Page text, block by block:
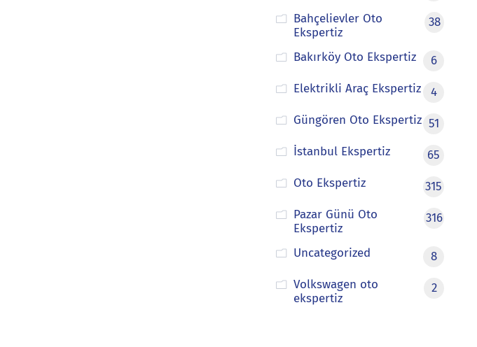
Bahçelievler Oto
Ekspertiz
38
Bakırköy Oto Ekspertiz
6
Elektrikli Araç Ekspertiz
4
Güngören Oto Ekspertiz 51
İstanbul Ekspertiz
65
Oto Ekspertiz
315
Pazar Günü Oto
Ekspertiz
316
Uncategorized
8
Volkswagen oto
ekspertiz
2